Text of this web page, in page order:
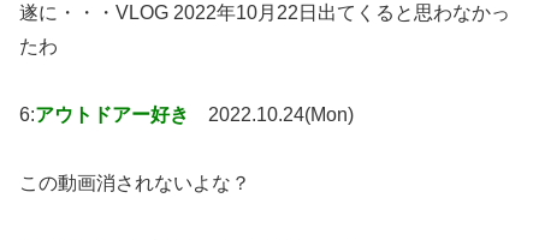
遂に・・・VLOG 2022年10月22日出てくると思わなかっ
たわ
6:アウトドアー好き 2022.10.24(Mon)
この動画消されないよな？